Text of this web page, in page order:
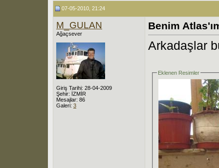
07-05-2010, 21:24
M_GULAN
Ağaçsever
Giriş Tarihi: 28-04-2009
Şehir: İZMİR
Mesajlar: 86
Galeri: 3
Benim
Arkadaşlar
Eklenen Resimler